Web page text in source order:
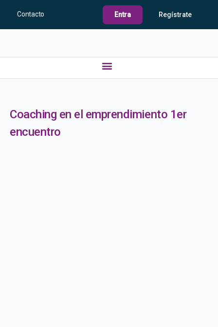
Contacto Entra Regístrate
Coaching en el emprendimiento 1er
encuentro